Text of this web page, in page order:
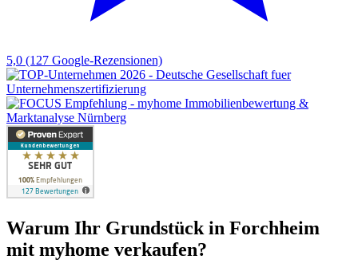
5,0 (127 Google-Rezensionen)
Warum Ihr Grundstück in Forchheim
mit myhome verkaufen?